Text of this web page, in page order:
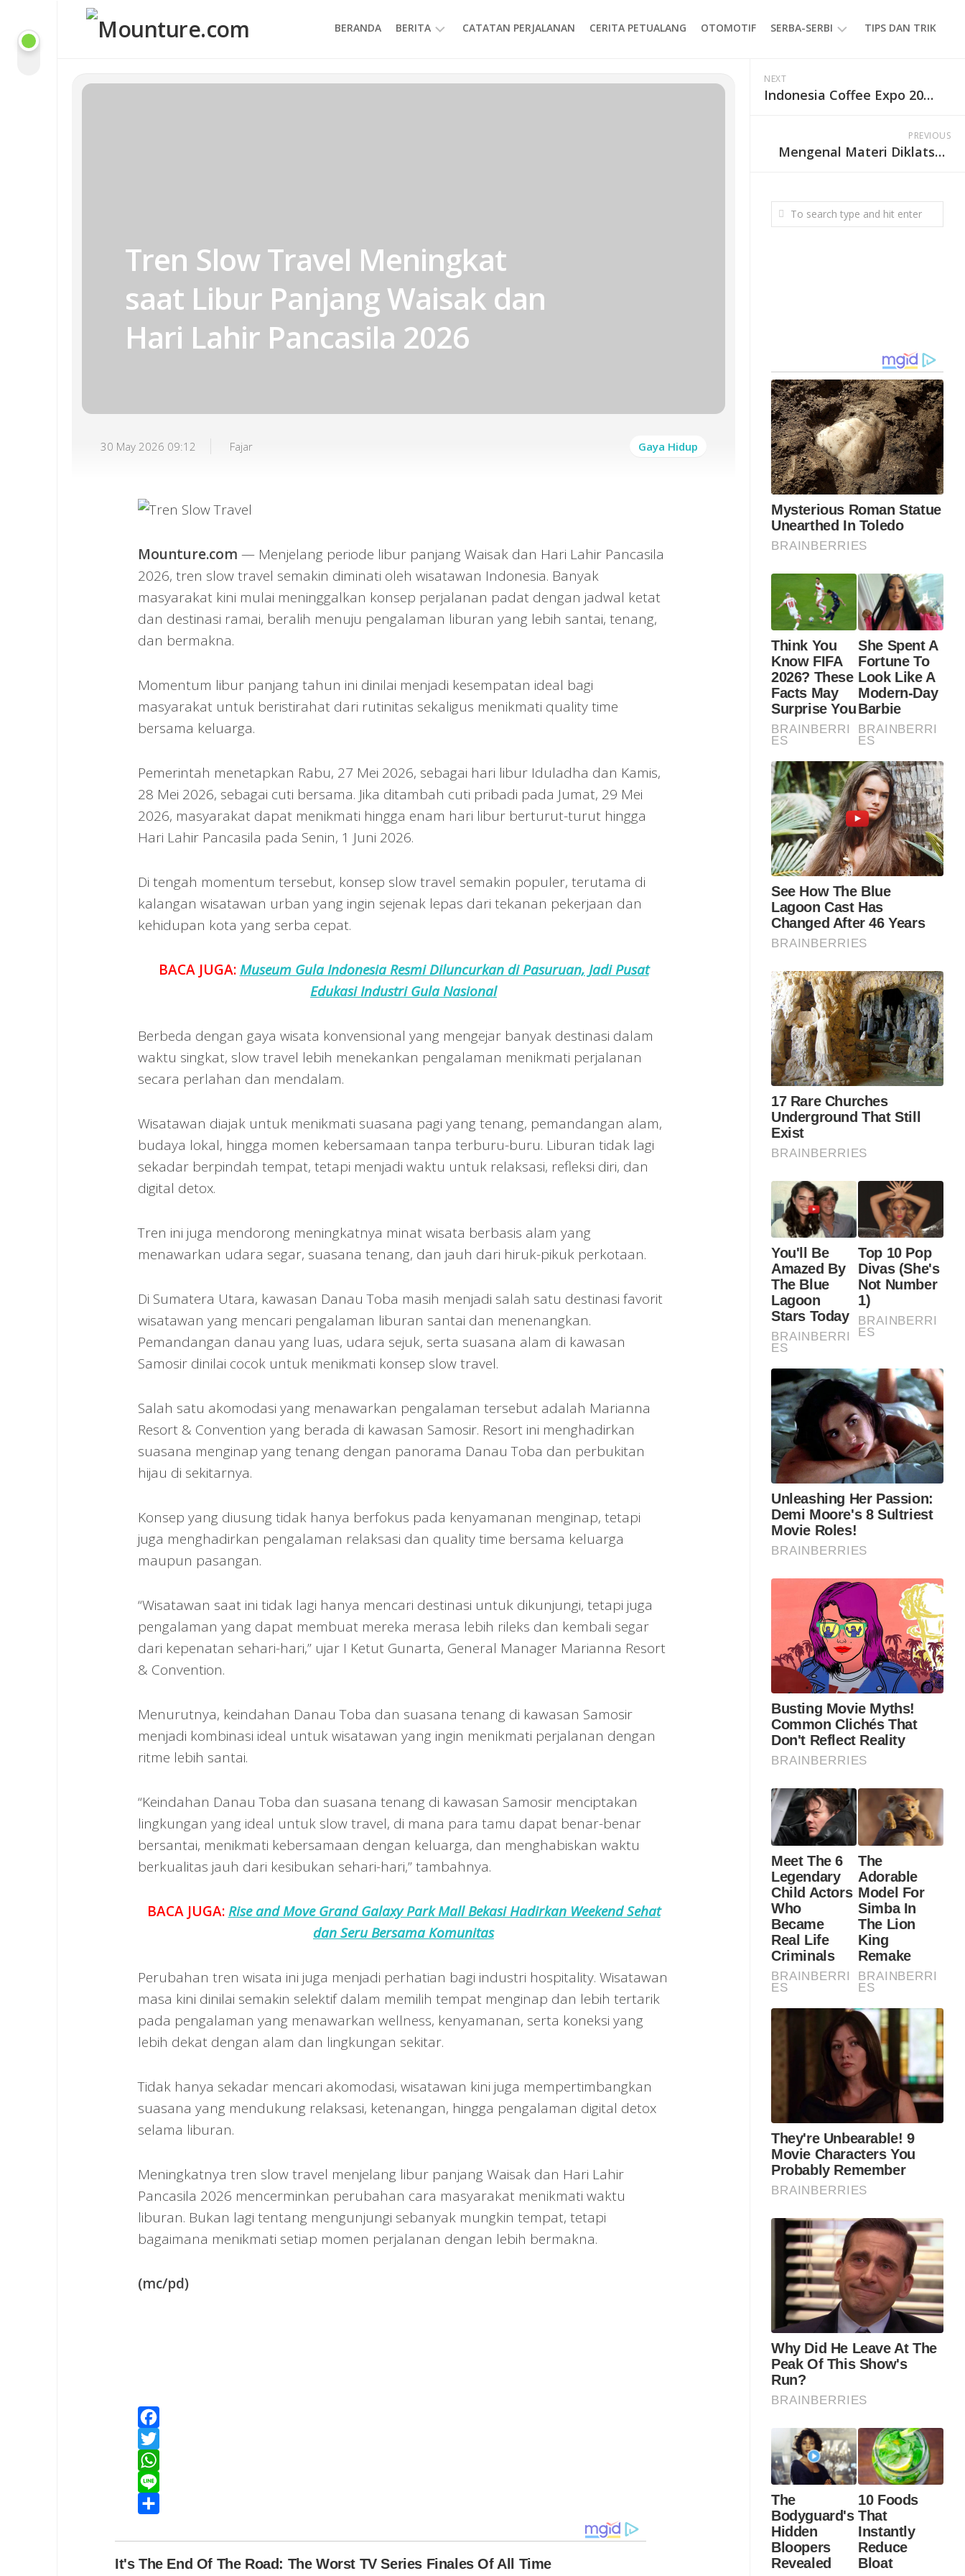
content
BERANDA BERITA CATATAN PERJALANAN CERITA PETUALANG OTOMOTIF SERBA-SERBI
EVENT
GAYA
TIPS DAN TRIK
Tren Slow Travel Meningkat
saat Libur Panjang Waisak dan
Hari Lahir Pancasila 2026
30 May 2026 09:12 Fajar Gaya Hidup
Mounture.com — Menjelang periode libur panjang Waisak dan Hari Lahir Pancasila
2026, tren slow travel semakin diminati oleh wisatawan Indonesia. Banyak
masyarakat kini mulai meninggalkan konsep perjalanan padat dengan jadwal ketat
dan destinasi ramai, beralih menuju pengalaman liburan yang lebih santai, tenang,
dan bermakna.
Momentum libur panjang tahun ini dinilai menjadi kesempatan ideal bagi
masyarakat untuk beristirahat dari rutinitas sekaligus menikmati quality time
bersama keluarga.
Pemerintah menetapkan Rabu, 27 Mei 2026, sebagai hari libur Iduladha dan Kamis,
28 Mei 2026, sebagai cuti bersama. Jika ditambah cuti pribadi pada Jumat, 29 Mei
2026, masyarakat dapat menikmati hingga enam hari libur berturut-turut hingga
Hari Lahir Pancasila pada Senin, 1 Juni 2026.
Di tengah momentum tersebut, konsep slow travel semakin populer, terutama di
kalangan wisatawan urban yang ingin sejenak lepas dari tekanan pekerjaan dan
kehidupan kota yang serba cepat.
BACA JUGA:Museum Gula Indonesia Resmi Diluncurkan di Pasuruan, Jadi Pusat
Edukasi Industri Gula Nasional
Berbeda dengan gaya wisata konvensional yang mengejar banyak destinasi dalam
waktu singkat, slow travel lebih menekankan pengalaman menikmati perjalanan
secara perlahan dan mendalam.
Wisatawan diajak untuk menikmati suasana pagi yang tenang, pemandangan alam,
budaya lokal, hingga momen kebersamaan tanpa terburu-buru. Liburan tidak lagi
sekadar berpindah tempat, tetapi menjadi waktu untuk relaksasi, refleksi diri, dan
digital detox.
Tren ini juga mendorong meningkatnya minat wisata berbasis alam yang
menawarkan udara segar, suasana tenang, dan jauh dari hiruk-pikuk perkotaan.
Di Sumatera Utara, kawasan Danau Toba masih menjadi salah satu destinasi favorit
wisatawan yang mencari pengalaman liburan santai dan menenangkan.
Pemandangan danau yang luas, udara sejuk, serta suasana alam di kawasan
Samosir dinilai cocok untuk menikmati konsep slow travel.
Salah satu akomodasi yang menawarkan pengalaman tersebut adalah Marianna
Resort & Convention yang berada di kawasan Samosir. Resort ini menghadirkan
suasana menginap yang tenang dengan panorama Danau Toba dan perbukitan
hijau di sekitarnya.
Konsep yang diusung tidak hanya berfokus pada kenyamanan menginap, tetapi
juga menghadirkan pengalaman relaksasi dan quality time bersama keluarga
maupun pasangan.
“Wisatawan saat ini tidak lagi hanya mencari destinasi untuk dikunjungi, tetapi juga
pengalaman yang dapat membuat mereka merasa lebih rileks dan kembali segar
dari kepenatan sehari-hari,” ujar I Ketut Gunarta, General Manager Marianna Resort
& Convention.
Menurutnya, keindahan Danau Toba dan suasana tenang di kawasan Samosir
menjadi kombinasi ideal untuk wisatawan yang ingin menikmati perjalanan dengan
ritme lebih santai.
“Keindahan Danau Toba dan suasana tenang di kawasan Samosir menciptakan
lingkungan yang ideal untuk slow travel, di mana para tamu dapat benar-benar
bersantai, menikmati kebersamaan dengan keluarga, dan menghabiskan waktu
berkualitas jauh dari kesibukan sehari-hari,” tambahnya.
BACA JUGA:Rise and Move Grand Galaxy Park Mall Bekasi Hadirkan Weekend Sehat
dan Seru Bersama Komunitas
Perubahan tren wisata ini juga menjadi perhatian bagi industri hospitality. Wisatawan
masa kini dinilai semakin selektif dalam memilih tempat menginap dan lebih tertarik
pada pengalaman yang menawarkan wellness, kenyamanan, serta koneksi yang
lebih dekat dengan alam dan lingkungan sekitar.
Tidak hanya sekadar mencari akomodasi, wisatawan kini juga mempertimbangkan
suasana yang mendukung relaksasi, ketenangan, hingga pengalaman digital detox
selama liburan.
Meningkatnya tren slow travel menjelang libur panjang Waisak dan Hari Lahir
Pancasila 2026 mencerminkan perubahan cara masyarakat menikmati waktu
liburan. Bukan lagi tentang mengunjungi sebanyak mungkin tempat, tetapi
bagaimana menikmati setiap momen perjalanan dengan lebih bermakna.
(mc/pd)
Facebook
Twitter
WhatsApp
Line
NEXT
Indonesia Coffee Expo 2026 Surabaya Resmi Dibuka, Hadirkan 75 Brand dan Dorong Ekosistem Bisnis Kopi Nasional
PREVIOUS
Mengenal Materi Diklatsar Pecinta Alam, Bekal Penting Sebelum Naik Gunung